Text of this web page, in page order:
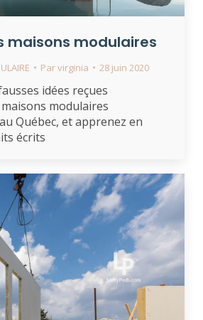
maisons modulaires
Parvirginia 28 juin 2020
idées reçues
modulaires
Québec, et apprenez en
écrits